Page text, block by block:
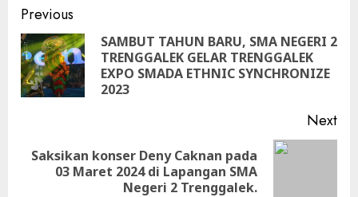
Continue
Reading
Previous
SAMBUT TAHUN BARU, SMA NEGERI 2
TRENGGALEK GELAR TRENGGALEK
EXPO SMADA ETHNIC SYNCHRONIZE
2023
Next
Next
Saksikan konser Deny Caknan pada
03 Maret 2024 di Lapangan SMA
Negeri 2 Trenggalek.